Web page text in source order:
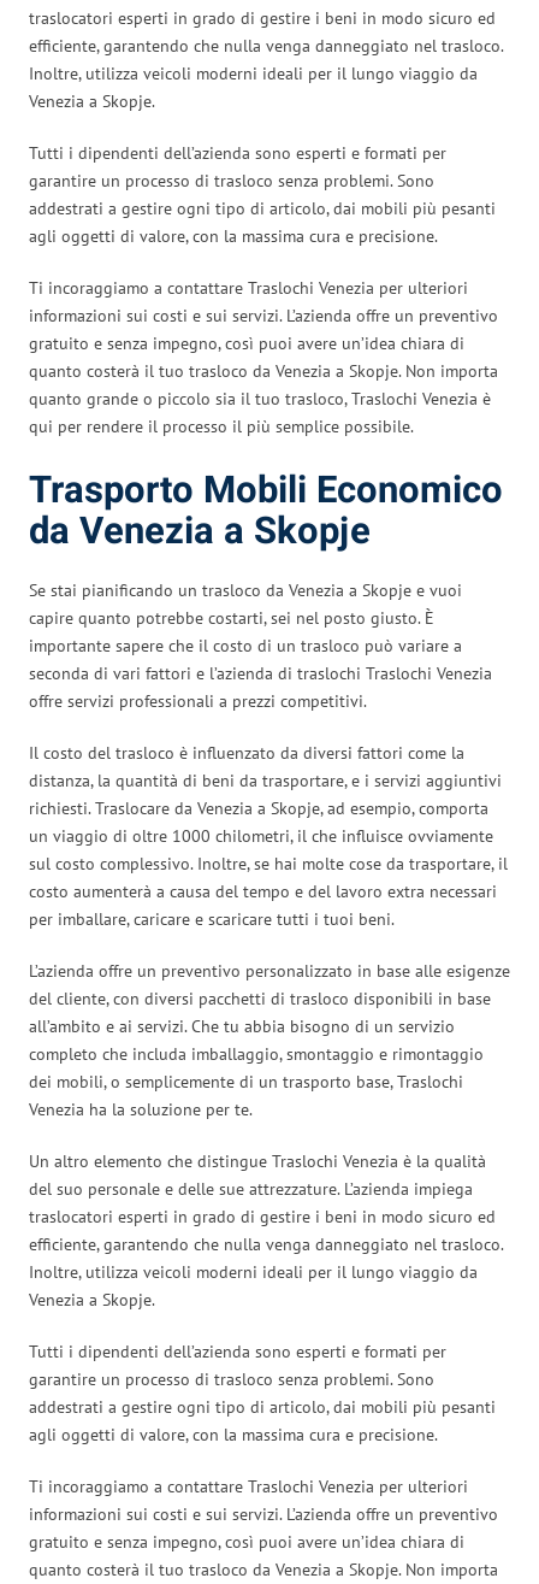
traslocatori esperti in grado di gestire i beni in modo sicuro ed
efficiente, garantendo che nulla venga danneggiato nel trasloco.
Inoltre, utilizza veicoli moderni ideali per il lungo viaggio da
Venezia a Skopje.
Tutti i dipendenti dell’azienda sono esperti e formati per
garantire un processo di trasloco senza problemi. Sono
addestrati a gestire ogni tipo di articolo, dai mobili più pesanti
agli oggetti di valore, con la massima cura e precisione.
Ti incoraggiamo a contattare Traslochi Venezia per ulteriori
informazioni sui costi e sui servizi. L’azienda offre un preventivo
gratuito e senza impegno, così puoi avere un’idea chiara di
quanto costerà il tuo trasloco da Venezia a Skopje. Non importa
quanto grande o piccolo sia il tuo trasloco, Traslochi Venezia è
qui per rendere il processo il più semplice possibile.
Trasporto Mobili Economico
da Venezia a Skopje
Se stai pianificando un trasloco da Venezia a Skopje e vuoi
capire quanto potrebbe costarti, sei nel posto giusto. È
importante sapere che il costo di un trasloco può variare a
seconda di vari fattori e l’azienda di traslochi Traslochi Venezia
offre servizi professionali a prezzi competitivi.
Il costo del trasloco è influenzato da diversi fattori come la
distanza, la quantità di beni da trasportare, e i servizi aggiuntivi
richiesti. Traslocare da Venezia a Skopje, ad esempio, comporta
un viaggio di oltre 1000 chilometri, il che influisce ovviamente
sul costo complessivo. Inoltre, se hai molte cose da trasportare, il
costo aumenterà a causa del tempo e del lavoro extra necessari
per imballare, caricare e scaricare tutti i tuoi beni.
L’azienda offre un preventivo personalizzato in base alle esigenze
del cliente, con diversi pacchetti di trasloco disponibili in base
all’ambito e ai servizi. Che tu abbia bisogno di un servizio
completo che includa imballaggio, smontaggio e rimontaggio
dei mobili, o semplicemente di un trasporto base, Traslochi
Venezia ha la soluzione per te.
Un altro elemento che distingue Traslochi Venezia è la qualità
del suo personale e delle sue attrezzature. L’azienda impiega
traslocatori esperti in grado di gestire i beni in modo sicuro ed
efficiente, garantendo che nulla venga danneggiato nel trasloco.
Inoltre, utilizza veicoli moderni ideali per il lungo viaggio da
Venezia a Skopje.
Tutti i dipendenti dell’azienda sono esperti e formati per
garantire un processo di trasloco senza problemi. Sono
addestrati a gestire ogni tipo di articolo, dai mobili più pesanti
agli oggetti di valore, con la massima cura e precisione.
Ti incoraggiamo a contattare Traslochi Venezia per ulteriori
informazioni sui costi e sui servizi. L’azienda offre un preventivo
gratuito e senza impegno, così puoi avere un’idea chiara di
quanto costerà il tuo trasloco da Venezia a Skopje. Non importa